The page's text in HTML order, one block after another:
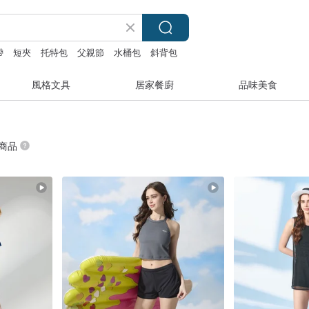
短夾 托特包 父親節 水桶包 斜背包
風格文具 居家餐廚 品味美食
品